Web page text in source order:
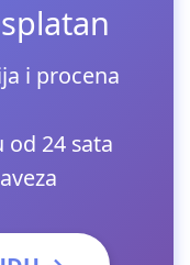
i procena
24 sata